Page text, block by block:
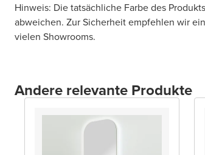
Hinweis: Die tatsächliche Farbe des
abweichen. Zur Sicherheit empfehlen wir
vielen Showrooms.
Andere relevante Produkte